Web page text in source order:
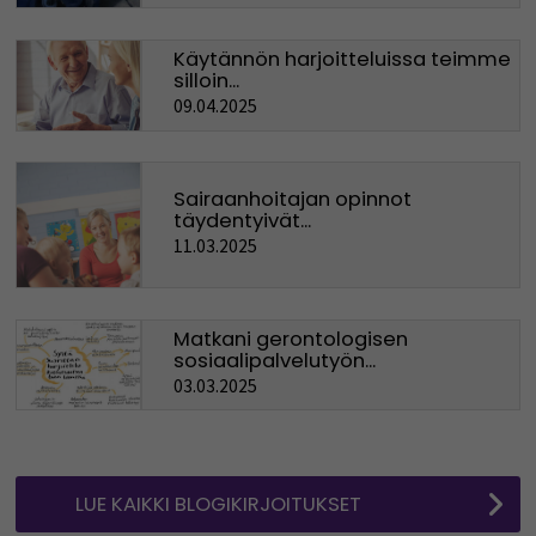
Käytännön harjoitteluissa teimme
silloin...
09.04.2025
Sairaanhoitajan opinnot
täydentyivät...
11.03.2025
Matkani gerontologisen
sosiaalipalvelutyön...
03.03.2025
LUE KAIKKI BLOGIKIRJOITUKSET